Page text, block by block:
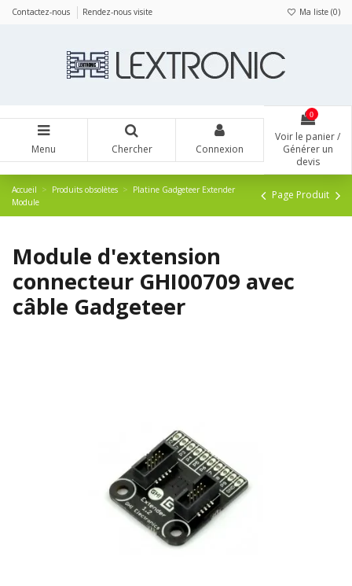
Contactez-nous Rendez-nous visite Ma liste (0)
Menu Chercher Connexion
0
Voir le panier /
Générer un
devis
Accueil Produits obsolètes
Platine Gadgeteer Extender
Module
Page Produit
Module d'extension
connecteur GHI00709 avec
câble Gadgeteer
Panneau de gestion des cookies